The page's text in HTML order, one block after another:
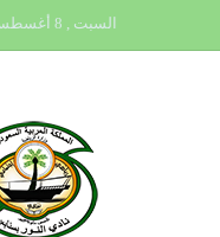
السبت , 8 أغسطس 2026